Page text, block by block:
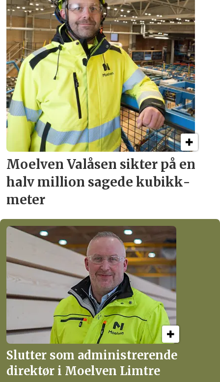
Moelven Valåsen sikter på en
halv million sagede kubikk­
meter
Slutter som administrerende
direktør i Moelven Limtre